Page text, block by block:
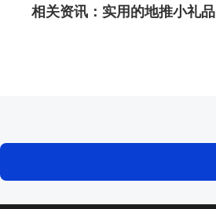
相关资讯： 实用的地推小礼品